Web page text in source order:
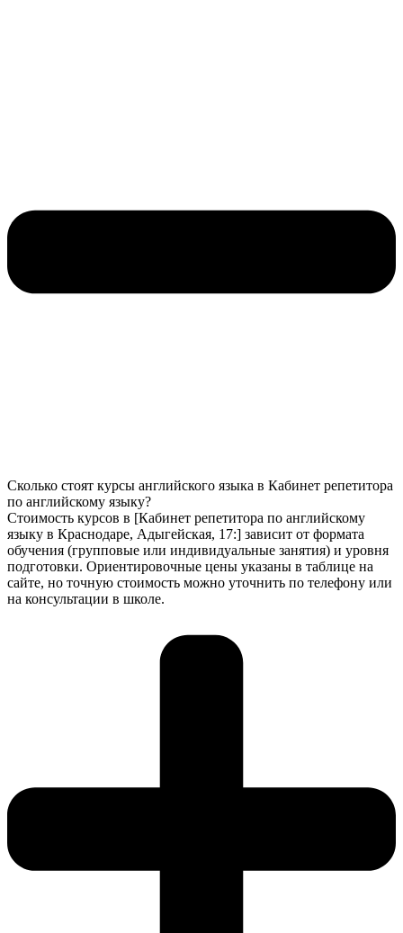
Сколько стоят курсы английского языка в Кабинет репетитора
по английскому языку?
Стоимость курсов в [Кабинет репетитора по английскому
языку в Краснодаре, Адыгейская, 17:] зависит от формата
обучения (групповые или индивидуальные занятия) и уровня
подготовки. Ориентировочные цены указаны в таблице на
сайте, но точную стоимость можно уточнить по телефону или
на консультации в школе.